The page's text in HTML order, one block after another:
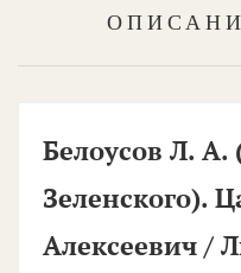
Белоусов Л. А.
Зеленского).
Алексеевич /